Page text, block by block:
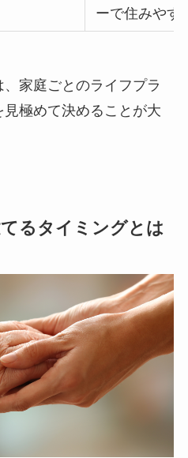
ーで住みやす
家庭ごとのライフプラ
極めて決めることが大
るタイミングとは